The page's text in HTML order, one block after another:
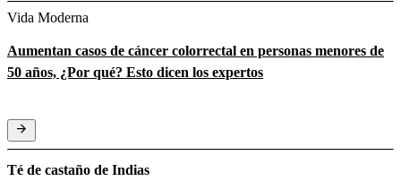
Vida Moderna
Aumentan casos de cáncer colorrectal en personas menores de
50 años, ¿Por qué? Esto dicen los expertos
Té de castaño de Indias